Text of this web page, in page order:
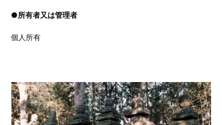
●所有者又は管理者
個人所有